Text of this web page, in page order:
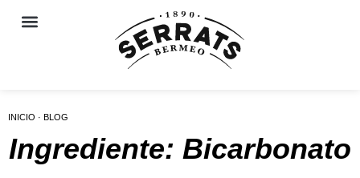
INICIO · BLOG
Ingrediente: Bicarbonato